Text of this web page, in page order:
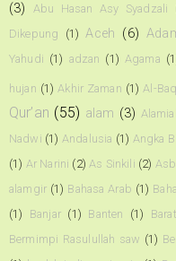
(3)
Abu Hasan Asy Syadzali
Dikepung
(1) Aceh (6)
Yahudi (1) adzan (1) Agama
hujan (1) Akhir Zaman (1) Al-
Qur’an (55) alam (3)
Nadwi (1) Andalusia (1) Angka
(1) Ar Narini (2) As Sinkili (2)
alamgir (1) Bahasa Arab (1)
(1)
Banjar (1) Banten (1) Barat
Bermimpi Rasulullah saw (1)